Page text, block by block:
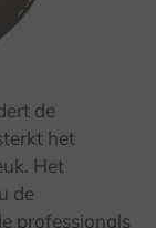
de
het
Het
de
professionals